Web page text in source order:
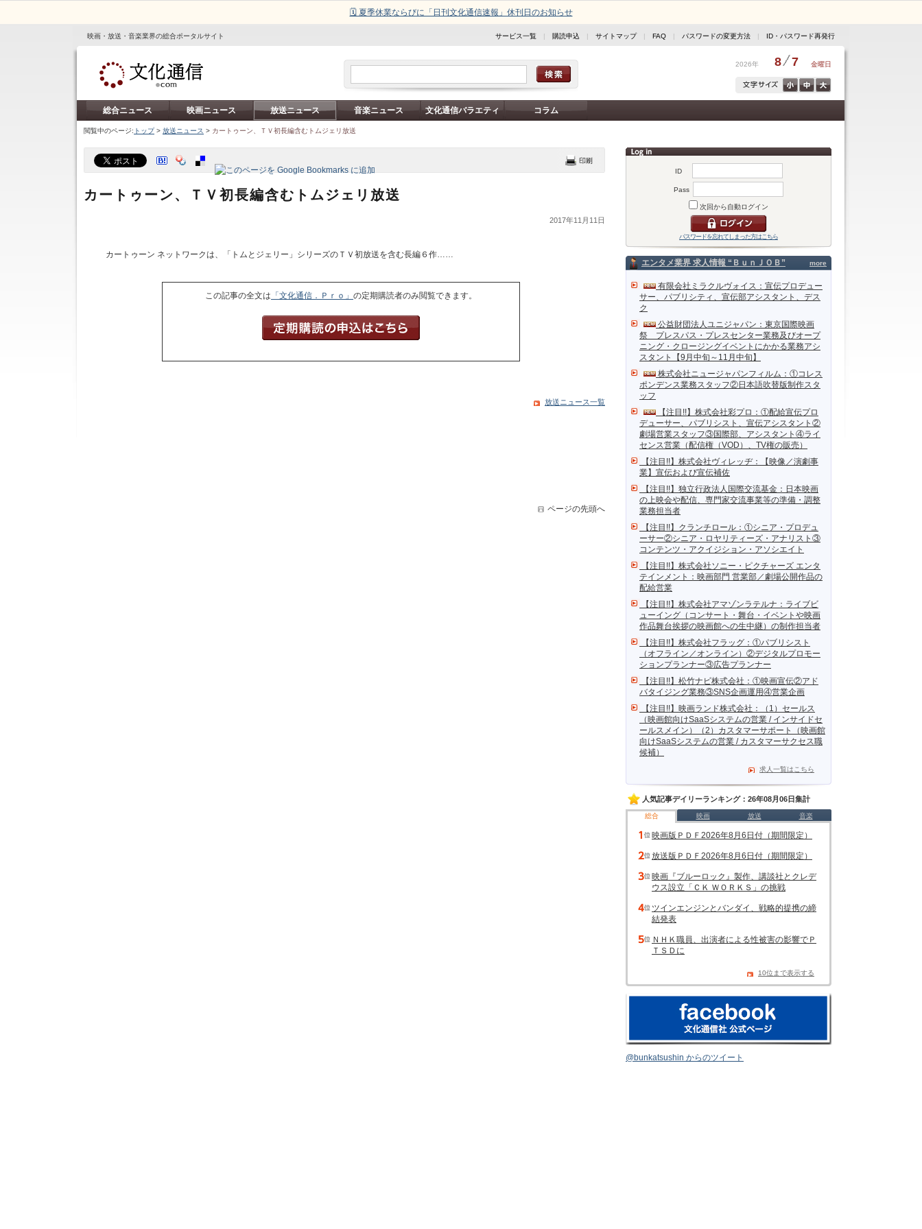
🗓️ 夏季休業ならびに「日刊文化通信速報」休刊日のお知らせ
映画・放送・音楽業界の総合ポータルサイト サービス一覧 | 購読申込 | サイトマップ| FAQ | パスワードの変更方法 | ID・パスワード再発行
2026年 8 7 金曜日
総合ニュース 映画ニュース 放送ニュース 音楽ニュース 文化通信バラエティ コラム
閲覧中のページ: トップ> 放送ニュース > カートゥーン、ＴＶ初長編含むトムジェリ放送
ID
Pass
次回から自動ログイン
パスワードを忘れてしまった方はこちら
more
エンタメ業界 求人情報 “ＢｕｎＪＯＢ”
有限会社ミラクルヴォイス：宣伝プロデュー
サー、パブリシティ、宣伝部アシスタント、デス
ク
公益財団法人ユニジャパン：東京国際映画
祭 プレスパス・プレスセンター業務及びオープ
ニング・クロージングイベントにかかる業務アシ
スタント【9月中旬～11月中旬】
株式会社ニュージャパンフィルム：①コレス
ポンデンス業務スタッフ②日本語吹替版制作スタ
ッフ
【注目!!】株式会社彩プロ：①配給宣伝プロ
デューサー、パブリシスト、宣伝アシスタント②
劇場営業スタッフ③国際部、アシスタント④ライ
センス営業（配信権（VOD）、TV権の販売）
【注目!!】株式会社ヴィレッヂ：【映像／演劇事
業】宣伝および宣伝補佐
【注目!!】独立行政法人国際交流基金：日本映画
の上映会や配信、専門家交流事業等の準備・調整
業務担当者
【注目!!】クランチロール：①シニア・プロデュ
ーサー②シニア・ロヤリティーズ・アナリスト③
コンテンツ・アクイジション・アソシエイト
【注目!!】株式会社ソニー・ピクチャーズ エンタ
テインメント：映画部門 営業部／劇場公開作品の
配給営業
【注目!!】株式会社アマゾンラテルナ：ライブビ
ューイング（コンサート・舞台・イベントや映画
作品舞台挨拶の映画館への生中継）の制作担当者
【注目!!】株式会社フラッグ：①パブリシスト
（オフライン／オンライン）②デジタルプロモー
ションプランナー③広告プランナー
【注目!!】松竹ナビ株式会社：①映画宣伝②アド
バタイジング業務③SNS企画運用④営業企画
【注目!!】映画ランド株式会社：（1）セールス
（映画館向けSaaSシステムの営業 / インサイドセ
ールスメイン）（2）カスタマーサポート（映画館
向けSaaSシステムの営業 / カスタマーサクセス職
候補）
求人一覧はこちら
人気記事デイリーランキング：26年08月06日集計
総合 映画 放送 音楽
映画版ＰＤＦ2026年8月6日付（期間限定）
放送版ＰＤＦ2026年8月6日付（期間限定）
映画『ブルーロック』製作、講談社とクレデ
ウス設立「ＣＫ ＷＯＲＫＳ」の挑戦
ツインエンジンとバンダイ、戦略的提携の締
結発表
ＮＨＫ職員、出演者による性被害の影響でＰ
ＴＳＤに
10位まで表示する
@bunkatsushin からのツイート
カートゥーン、ＴＶ初長編含むトムジェリ放送
2017年11月11日
カートゥーン ネットワークは、「トムとジェリー」シリーズのＴＶ初放送を含む長編６作……
この記事の全文は 「文化通信．Ｐｒｏ」 の定期購読者のみ閲覧できます。
放送ニュース一覧
ページの先頭へ